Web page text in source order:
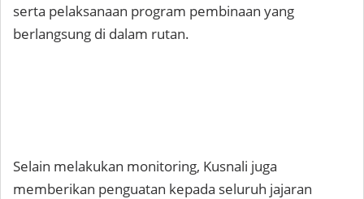
serta pelaksanaan program pembinaan yang
berlangsung di dalam rutan.
Selain melakukan monitoring, Kusnali juga
memberikan penguatan kepada seluruh jajaran